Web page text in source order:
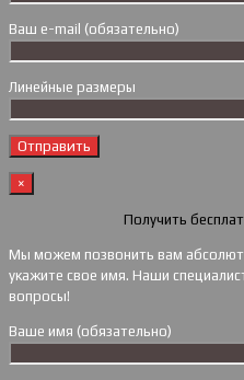
Ваш e-mail (обязательно)
Линейные размеры
×
Получить
Мы можем позвонить вам
укажите свое имя. Наши
вопросы!
Ваше имя (обязательно)